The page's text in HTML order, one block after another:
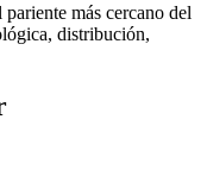
más cercano del
distribución,